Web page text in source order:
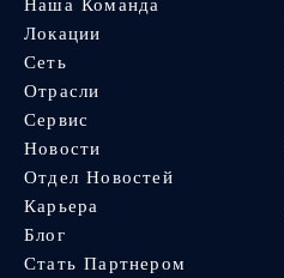
Локации
Сеть
Отрасли
Сервис
Новости
Отдел Новостей
Карьера
Блог
Стать Партнером